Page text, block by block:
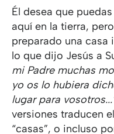
Él desea que
aquí en la tierra,
preparado una casa
lo que dijo Jesús a
mi Padre muchas
yo os lo hubiera
lugar para
versiones traducen
“casas”, o incluso